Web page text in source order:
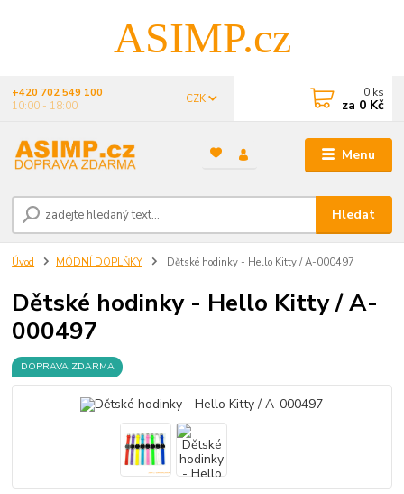
ASIMP.cz
Menu
CZK
Hledat
+420 702 549 100
10:00 - 18:00
0 ks
za 0 Kč
Úvod MÓDNÍ DOPLŇKY Dětské hodinky - Hello Kitty / A-000497
Dětské hodinky - Hello Kitty / A-
000497
DOPRAVA ZDARMA